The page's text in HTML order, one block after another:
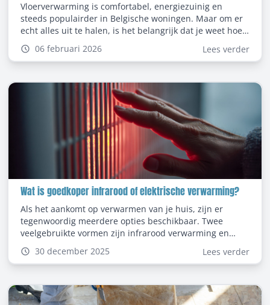
Vloerverwarming is comfortabel, energiezuinig en
steeds populairder in Belgische woningen. Maar om er
echt alles uit te halen, is het belangrijk dat je weet hoe
je vloerverwarming goed kunt regelen. In deze blog
leggen we stap voor stap uit hoe dat werkt van de basis
tot het instellen per kamer.
06 februari 2026 Lees verder
Wat is goedkoper infrarood of elektrische verwarming?
Als het aankomt op verwarmen van je huis, zijn er
tegenwoordig meerdere opties beschikbaar. Twee
veelgebruikte vormen zijn infrarood verwarming en
elektrische verwarming. Maar de grote vraag blijft: wat
is goedkoper infrarood of elektrische verwarming? In dit
artikel zetten we de verschillen op een rij en helpen we
efficiëntie.
30 december 2025 Lees verder